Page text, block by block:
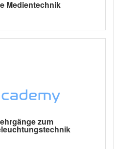
Medientechnik
zum